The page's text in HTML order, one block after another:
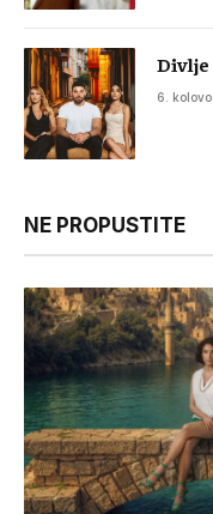
Divlje
6.
NE PROPUSTITE